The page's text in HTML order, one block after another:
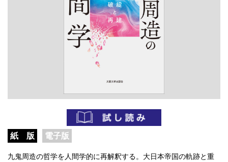
紙 版 電子版
九鬼周造の哲学を人間学的に再解釈する。大日本帝国の軌跡と重